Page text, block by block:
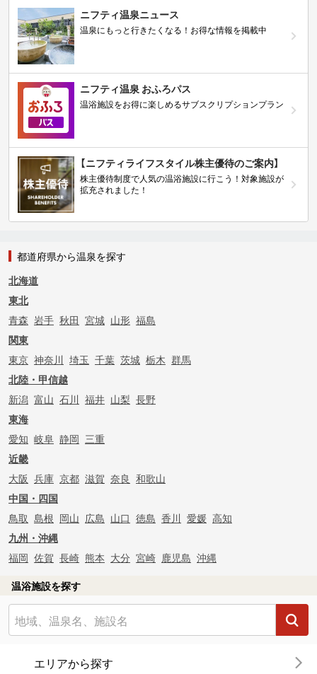
ニフティ温泉ニュース
温泉にもっと行きたくなる！お得な情報を掲載中
ニフティ温泉 おふろパス
温浴施設をお得に楽しめるサブスクリプションプラン
【ニフティライフスタイル株主優待のご案内】
株主優待制度で人気の温浴施設に行こう！対象施設が
拡充されました！
都道府県から温泉を探す
北海道
東北
青森 岩手 秋田 宮城 山形 福島
関東
東京 神奈川 埼玉 千葉 茨城 栃木 群馬
北陸・甲信越
新潟 富山 石川 福井 山梨 長野
東海
愛知 岐阜 静岡 三重
近畿
大阪 兵庫 京都 滋賀 奈良 和歌山
中国・四国
鳥取 島根 岡山 広島 山口 徳島 香川 愛媛 高知
九州・沖縄
福岡 佐賀 長崎 熊本 大分 宮崎 鹿児島 沖縄
温浴施設を探す
エリアから探す